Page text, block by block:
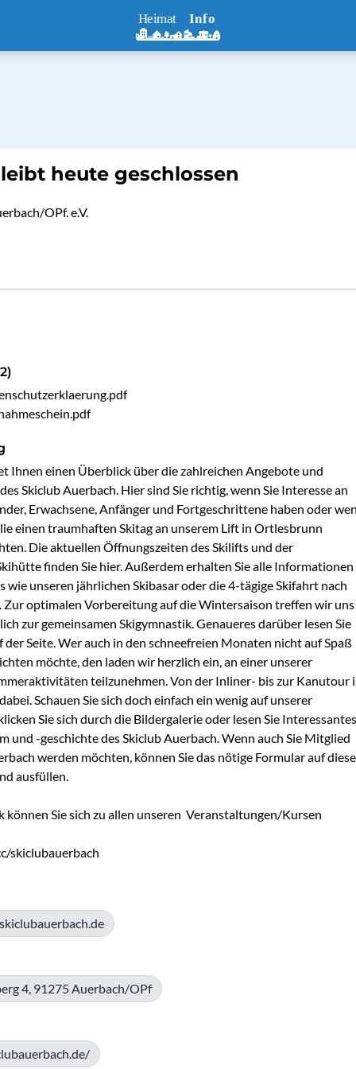
heute geschlossen
OPf. e.V.
Ihnen einen Überblick über die zahlreichen Angebote und
Skiclub Auerbach. Hier sind Sie richtig, wenn Sie Interesse an
Erwachsene, Anfänger und Fortgeschrittene haben oder
einen traumhaften Skitag an unserem Lift in Ortlesbrunn
Die aktuellen Öffnungszeiten des Skilifts und der
finden Sie hier. Außerdem erhalten Sie alle Informationen
wie unseren jährlichen Skibasar oder die 4-tägige Skifahrt nach
Zur optimalen Vorbereitung auf die Wintersaison treffen wir uns
zur gemeinsamen Skigymnastik. Genaueres darüber lesen Sie
Seite. Wer auch in den schneefreien Monaten nicht auf Spaß
möchte, den laden wir herzlich ein, an einer unserer
teilzunehmen. Von der Inliner- bis zur Kanutour
Schauen Sie sich doch einfach ein wenig auf unserer
Sie sich durch die Bildergalerie oder lesen Sie Interessantes
und -geschichte des Skiclub Auerbach. Wenn auch Sie Mitglied
werden möchten, können Sie das nötige Formular auf
ausfüllen.
können Sie sich zu allen unseren  Veranstaltungen/Kursen
skiclubauerbach
4, 91275 Auerbach/OPf